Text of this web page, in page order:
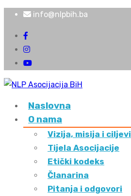
info@nlpbih.ba
Naslovna
O nama
Vizija, misija i ciljevi
Tijela Asocijacije
Etički kodeks
Članarina
Pitanja i odgovori